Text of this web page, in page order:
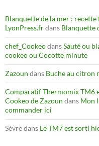
Blanquette de la mer :
LyonPress.frdans Blanquette
chef_CookeodansSauté ou
cookeo ou Cocotte minute
Zazoun dans Buche au citron
Comparatif Thermomix TM6
Cookeo de Zazoun dans Mon
commander ici
Sèvredans Le TM7 est sorti